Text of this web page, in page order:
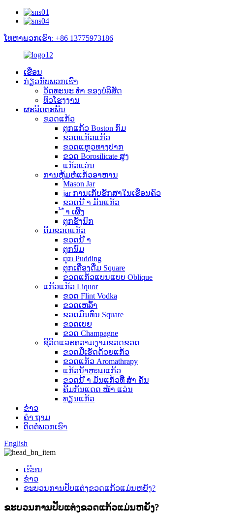
ໂທຫາພວກເຮົາ: +86 13775973186
ເຮືອນ
ກ່ຽວ​ກັບ​ພວກ​ເຮົາ
ວັດທະນະ ທຳ ຂອງບໍລິສັດ
ທົວໂຮງງານ
ຜະລິດຕະພັນ
ຂວດແກ້ວ
ຕຸກແກ້ວ Boston ກົມ
ຂວດແກ້ວແກ້ວ
ຂວດແຫຼວທາງປາກ
ຂວດ Borosilicate ສູງ
ແກ້ວແວ່ນ
ການຫຸ້ມຫໍ່ແກ້ວອາຫານ
Mason Jar
jar ການເກັບຮັກສາໃນເຮືອນຄົວ
ຂວດນ້ ຳ ມັນແກ້ວ
້ ຳ ເຜີ້ງ
ຕຸກຮັງນົກ
ດື່ມຂວດແກ້ວ
ຂວດນ້ ຳ
ຕຸກນົມ
ຕຸກ Pudding
ຕຸກເຄື່ອງດື່ມ Square
ຂວດແກ້ວແບນແບບ Oblique
ແກ້ວແກ້ວ Liquor
ຂວດ Flint Vodka
ຂວດເຫລົ້າ
ຂວດມົນທົນ Square
ຂວດເບຍ
ຂວດ Champagne
ຊີວິດແລະຄວາມງາມຂວດຂວດ
ຂວດມືເຮັດດ້ວຍແກ້ວ
ຂວດແກ້ວ Aromathrapy
ແກ້ວນໍ້າຫອມແກ້ວ
ຂວດນ້ ຳ ມັນແກ້ວທີ່ ສຳ ຄັນ
ຄີມກັນແດດ ໜ້າ ແວ່ນ
ທຽນແກ້ວ
ຂ່າວ
ຄຳ ຖາມ
ຕິດ​ຕໍ່​ພວກ​ເຮົາ
English
ເຮືອນ
ຂ່າວ
ຂະບວນການປັບແຕ່ງຂວດແກ້ວແມ່ນຫຍັງ?
ຂະບວນການປັບແຕ່ງຂວດແກ້ວແມ່ນຫຍັງ?